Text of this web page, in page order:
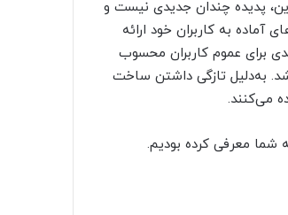
پدیده چندان جدیدی نیست و
به کاربران خود ارائه
برای عموم کاربران محسوب
به‌دلیل تازگی داشتن ساخت
می‌کنند.
معرفی کرده بودیم.